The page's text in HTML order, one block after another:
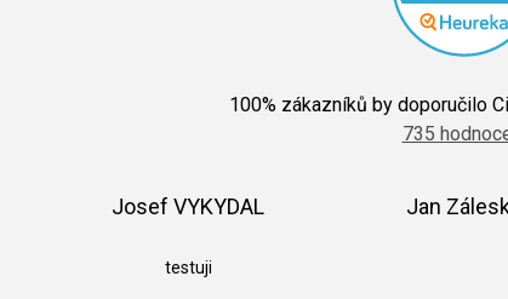
je
5
100% zákazníků by doporučilo
735
Josef VYKYDAL
testuji
Jan